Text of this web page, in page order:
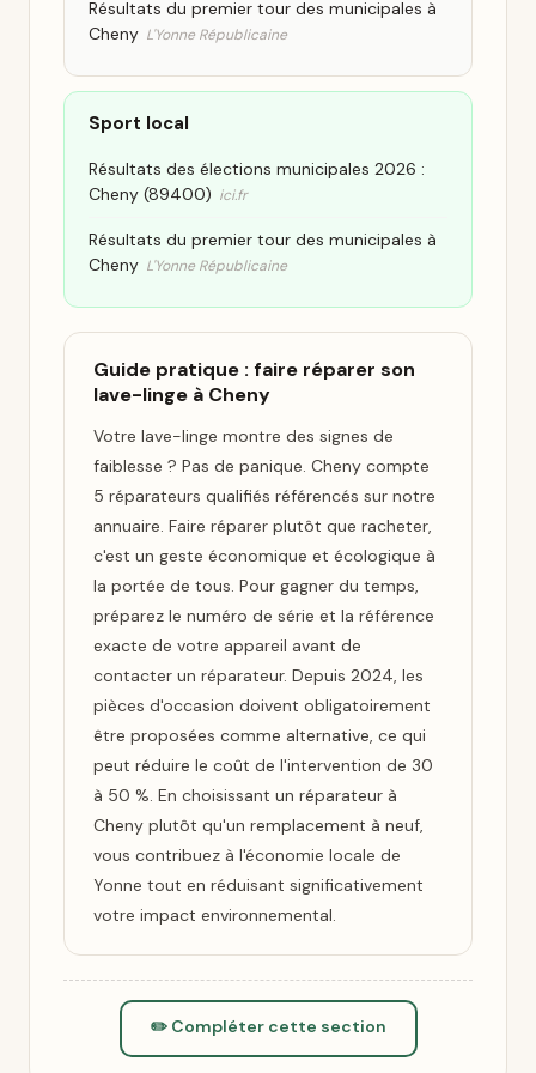
Résultats du premier tour des municipales à
Cheny L'Yonne Républicaine
Sport local
Résultats des élections municipales 2026 :
Cheny (89400) ici.fr
Résultats du premier tour des municipales à
Cheny L'Yonne Républicaine
Guide pratique : faire réparer son
lave-linge à Cheny
Votre lave-linge montre des signes de
faiblesse ? Pas de panique. Cheny compte
5 réparateurs qualifiés référencés sur notre
annuaire. Faire réparer plutôt que racheter,
c'est un geste économique et écologique à
la portée de tous. Pour gagner du temps,
préparez le numéro de série et la référence
exacte de votre appareil avant de
contacter un réparateur. Depuis 2024, les
pièces d'occasion doivent obligatoirement
être proposées comme alternative, ce qui
peut réduire le coût de l'intervention de 30
à 50 %. En choisissant un réparateur à
Cheny plutôt qu'un remplacement à neuf,
vous contribuez à l'économie locale de
Yonne tout en réduisant significativement
votre impact environnemental.
✏️ Compléter cette section